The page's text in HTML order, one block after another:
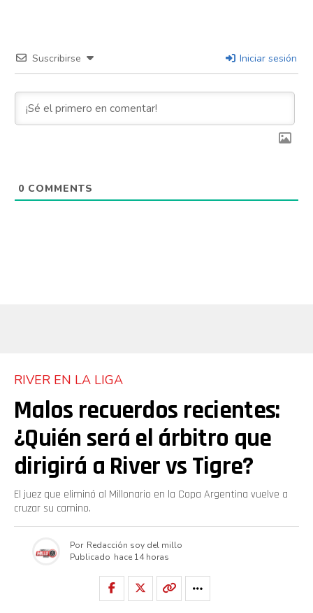
Suscribirse Iniciar sesión
0 COMMENTS
RIVER EN LA LIGA
Malos recuerdos recientes:
¿Quién será el árbitro que
dirigirá a River vs Tigre?
El juez que eliminó al Millonario en la Copa Argentina vuelve a
cruzar su camino.
Por Redacción soy del millo
Publicado hace 14 horas